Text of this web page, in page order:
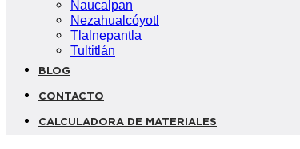
Naucalpan
Nezahualcóyotl
Tlalnepantla
Tultitlán
BLOG
CONTACTO
CALCULADORA DE MATERIALES